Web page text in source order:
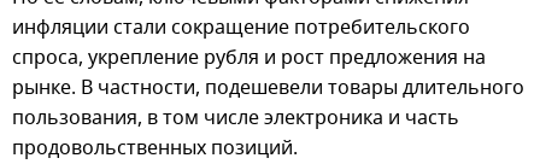
инфляции стали сокращение потребительского
спроса, укрепление рубля и рост предложения на
рынке. В частности, подешевели товары длительного
пользования, в том числе электроника и часть
продовольственных позиций.